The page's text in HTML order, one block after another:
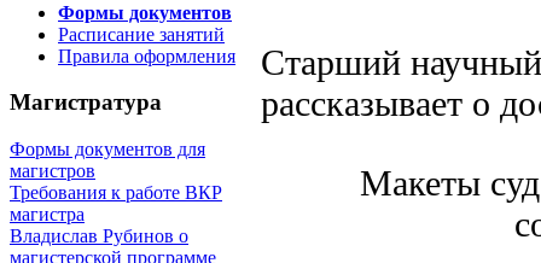
Формы документов
Расписание занятий
Правила оформления
Магистратура
Формы документов для
магистров
Требования к работе ВКР
магистра
Владислав Рубинов о
магистерской программе
Старший
рассказывает о
Макеты